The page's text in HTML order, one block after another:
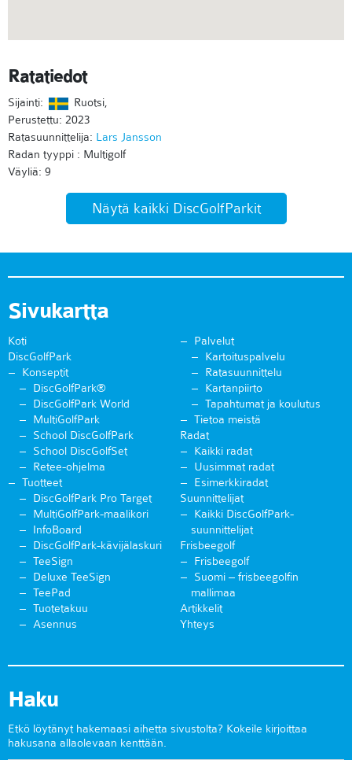
Ratatiedot
Sijainti:
Ruotsi,
Perustettu: 2023
Ratasuunnittelija: Lars Jansson
Radan tyyppi : Multigolf
Väyliä: 9
Näytä kaikki DiscGolfParkit
Sivukartta
Koti
DiscGolfPark
Konseptit
DiscGolfPark®
DiscGolfPark World
MultiGolfPark
School DiscGolfPark
School DiscGolfSet
Retee-ohjelma
Tuotteet
DiscGolfPark Pro Target
MultiGolfPark-maalikori
InfoBoard
DiscGolfPark-kävijälaskuri
TeeSign
Deluxe TeeSign
TeePad
Tuotetakuu
Asennus
Palvelut
Kartoituspalvelu
Ratasuunnittelu
Kartanpiirto
Tapahtumat ja koulutus
Tietoa meistä
Radat
Kaikki radat
Uusimmat radat
Esimerkkiradat
Suunnittelijat
Kaikki DiscGolfPark-
suunnittelijat
Frisbeegolf
Frisbeegolf
Suomi – frisbeegolfin
mallimaa
Artikkelit
Yhteys
Haku
Etkö löytänyt hakemaasi aihetta sivustolta? Kokeile kirjoittaa
hakusana allaolevaan kenttään.